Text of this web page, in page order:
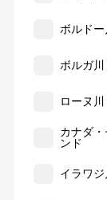
ボルドー
ボルガ川
ローヌ
カナダ
ンド
イラワ